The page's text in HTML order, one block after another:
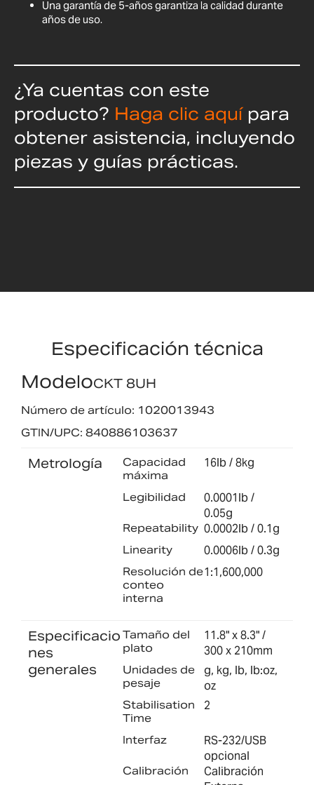
Una garantía de 5-años garantiza la calidad durante
años de uso.
¿Ya cuentas con este
producto? Haga clic aquí para
obtener asistencia, incluyendo
piezas y guías prácticas.
Especificación técnica
ModeloCKT 8UH
Número de artículo: 1020013943
GTIN/UPC: 840886103637
Metrología
Capacidad
máxima
16lb / 8kg
Legibilidad
0.0001lb /
0.05g
Repeatability 0.0002lb / 0.1g
Linearity 0.0006lb / 0.3g
Resolución de
conteo
interna
1:1,600,000
Especificacio
nes
generales
Tamaño del
plato
11.8" x 8.3" /
300 x 210mm
Unidades de
pesaje
g, kg, lb, lb:oz,
oz
Stabilisation
Time
2
Interfaz
RS-232/USB
opcional
Calibración
Calibración